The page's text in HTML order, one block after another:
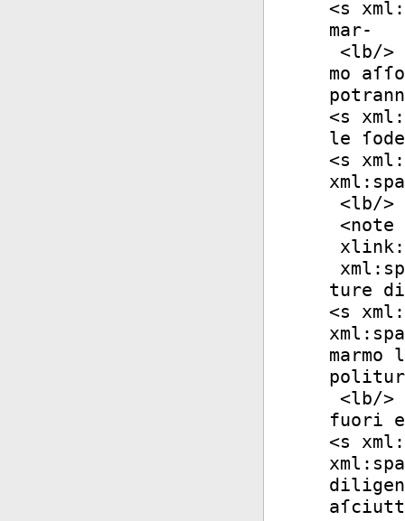
<s
mar-
<lb/>
mo
<s
le
<s
<lb/>
<note
ture
<s
<lb/>
fuori
<s